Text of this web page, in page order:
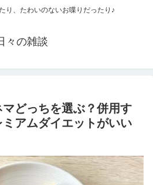
り、たわいのないお喋りだったり♪
々の雑談
どっちを選ぶ？併用す
アムダイエットがいい